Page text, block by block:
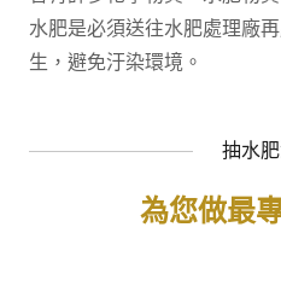
水肥是必須送往水肥處理廠
生，避免汙染環境。
抽水
為您做最